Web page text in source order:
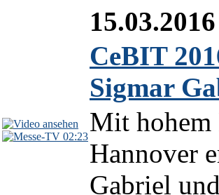
02:23
15.03.2016
CeBIT
Sigmar
Mit hohem
Hannover
Gabriel